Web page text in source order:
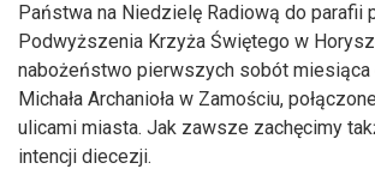
Państwa na Niedzielę Radiową do parafii
Podwyższenia Krzyża Świętego w
nabożeństwo pierwszych sobót miesiąca
Michała Archanioła w Zamościu,
ulicami miasta. Jak zawsze zachęcimy
intencji diecezji.